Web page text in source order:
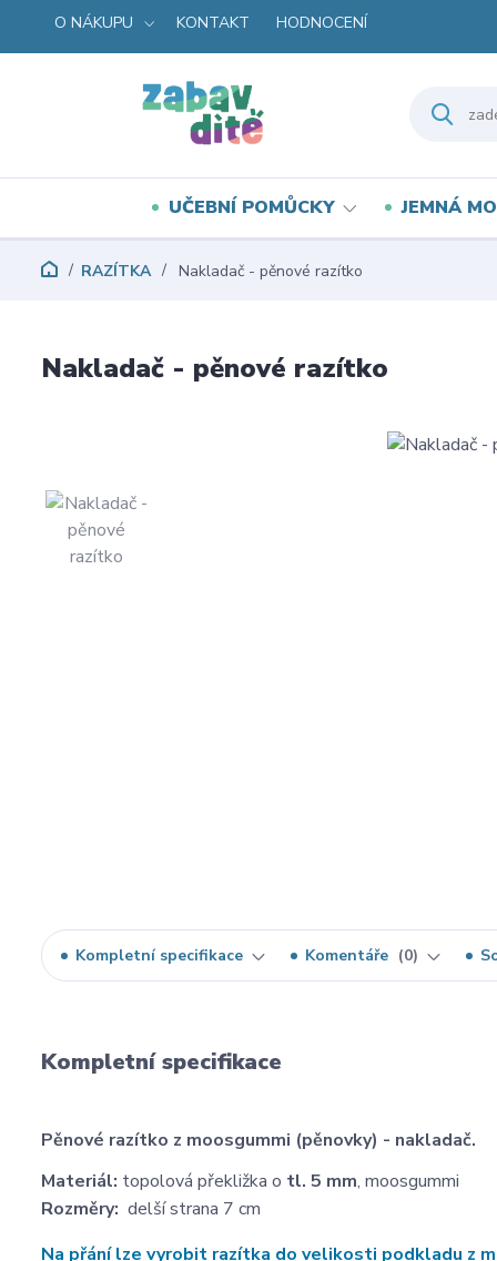
O NÁKUPU KONTAKT HODNOCENÍ
UČEBNÍ POMŮCKY JEMNÁ
RAZÍTKA Nakladač - pěnové razítko
Nakladač - pěnové razítko
Kompletní specifikace Komentáře 0
Kompletní specifikace
Pěnové razítko z moosgummi (pěnovky) - nakladač.
Materiál: topolová překližka o tl. 5 mm, moosgummi
Rozměry: delší strana 7 cm
Na přání lze vyrobit razítka do velikosti podkladu z